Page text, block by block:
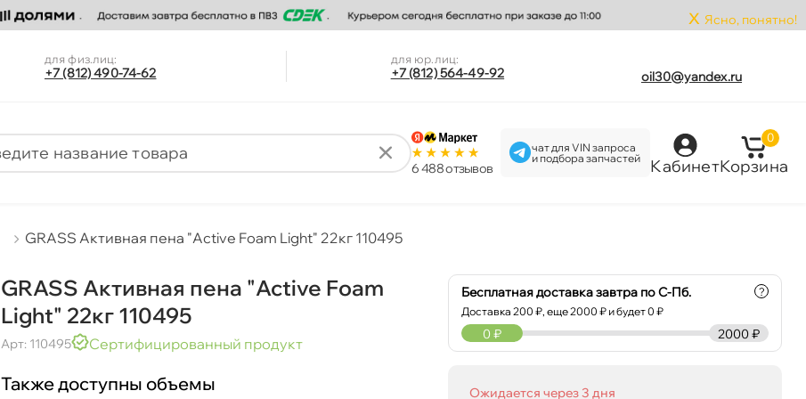
x Ясно, понятно!
для физ.лиц:
+7 (812) 490-74-62
для юр.лиц:
+7 (812) 564-49-92 oil30@yandex.ru
6 488 отзыво
чат для VIN запроса
и подбора запчастей
Кабинет
0
Корзина
GRASS Активная пена "Active Foam Light" 22кг 110495
GRASS Активная пена "Active Foam
Light" 22кг 110495
Арт: 110495 Сертифицированный продукт
Также доступны объемы
Бесплатная доставка завтра по С-Пб.
Доставка200 ₽, еще2000 ₽ и будет 0 ₽
?
2000 ₽
0 ₽
Ожидается через 3 дня